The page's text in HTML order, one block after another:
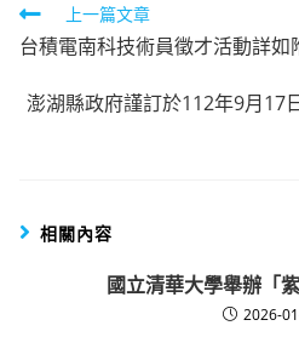
Read
more
articles
上一篇文章
台積電南科技術員徵才活動詳如
澎湖縣政府謹訂於112年9月17
相關內容
國立清華大學舉辦「
2026-